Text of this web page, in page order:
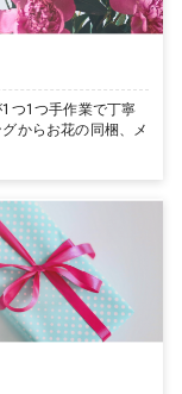
つ1つ手作業で丁寧
からお花の同梱、メ